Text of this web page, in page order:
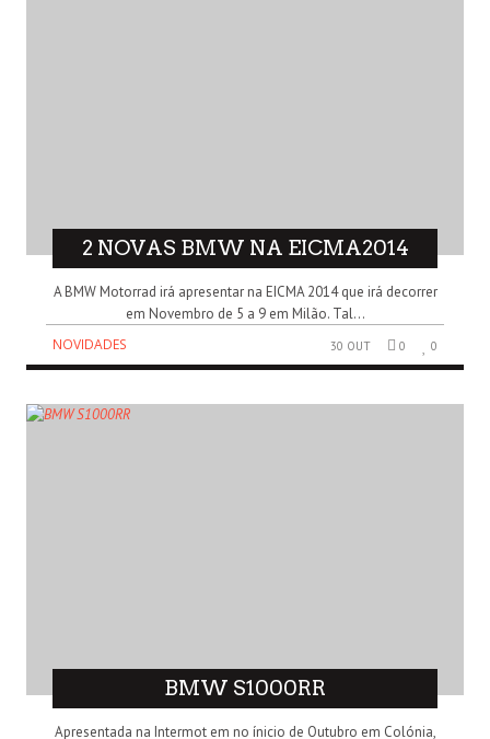
2 NOVAS BMW NA EICMA2014
A BMW Motorrad irá apresentar na EICMA 2014 que irá decorrer
em Novembro de 5 a 9 em Milão. Tal...
NOVIDADES
30 OUT 0 0
BMW S1000RR
Apresentada na Intermot em no ínicio de Outubro em Colónia,